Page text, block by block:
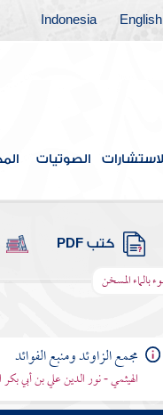
English
Indonesia
الصوتيات
كتب PDF
بالماء المسخن
مجمع الزاوئد ومنبع الفوائد
الهيثمي - نور الدين علي بن أبي بكر